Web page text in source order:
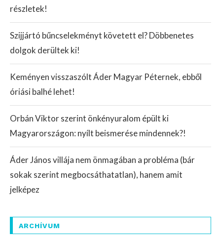
részletek!
Szijjártó bűncselekményt követett el? Döbbenetes
dolgok derültek ki!
Keményen visszaszólt Áder Magyar Péternek, ebből
óriási balhé lehet!
Orbán Viktor szerint önkényuralom épült ki
Magyarországon: nyílt beismerése mindennek?!
Áder János villája nem önmagában a probléma (bár
sokak szerint megbocsáthatatlan), hanem amit
jelképez
ARCHÍVUM